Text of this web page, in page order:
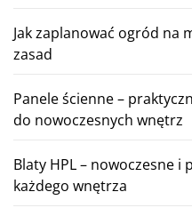
Jak zaplanować ogród na
zasad
Panele ścienne –
do nowoczesnych wnętrz
Blaty HPL – nowoczesne
każdego wnętrza